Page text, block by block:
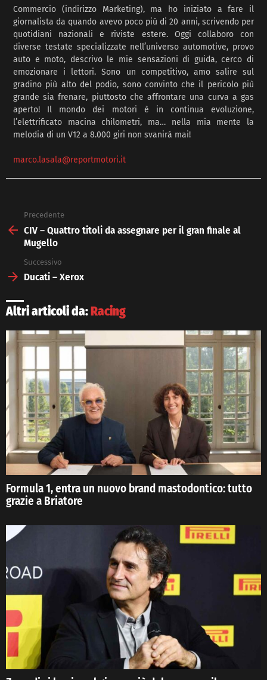
Commercio (indirizzo Marketing), ma ho iniziato a fare il
giornalista da quando avevo poco più di 20 anni, scrivendo per
quotidiani nazionali e riviste estere. Oggi collaboro con
diverse testate specializzate nell’universo automotive, provo
auto e moto, descrivo le mie sensazioni di guida, cerco di
emozionare i lettori. Sono un competitivo, amo salire sul
gradino più alto del podio, sono convinto che il pericolo più
grande sia frenare, piuttosto che affrontare una curva a gas
aperto! Il mondo dei motori è in continua evoluzione,
l’elettrificato macina chilometri, ma… nella mia mente la
melodia di un V12 a 8.000 giri non svanirà mai!
marco.lasala@reportmotori.it
more
Precedente
CIV – Quattro titoli da assegnare per il gran finale al
Mugello
Successivo
Ducati – Xerox
Altri articoli da:Racing
Formula 1, entra un nuovo brand mastodontico: tutto
grazie a Briatore